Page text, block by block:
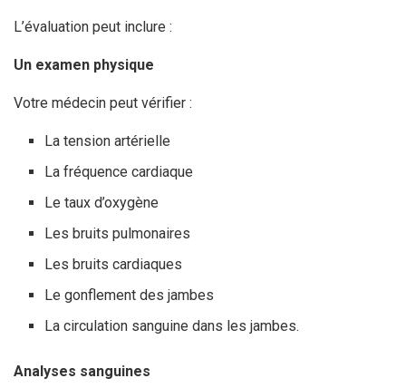
L’évaluation peut inclure :
Un examen physique
Votre médecin peut vérifier :
La tension artérielle
La fréquence cardiaque
Le taux d’oxygène
Les bruits pulmonaires
Les bruits cardiaques
Le gonflement des jambes
La circulation sanguine dans les jambes.
Analyses sanguines